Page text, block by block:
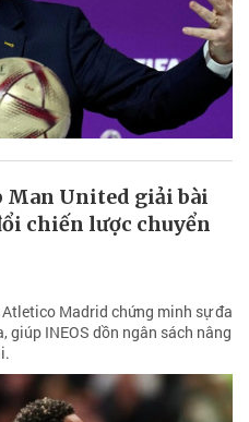
Man United giải bài
chiến lược chuyển
Madrid chứng minh sự đa
giúp INEOS dồn ngân sách nâng